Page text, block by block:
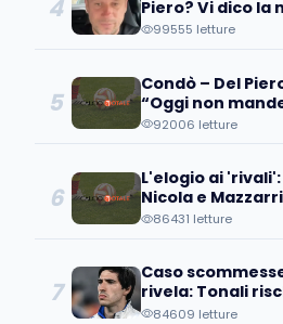
4
Piero? Vi dico la
avanti, ma…”
99555 letture
5
Condò – Del
“Oggi non
davanti ai
92006 letture
6
L'elogio ai
Nicola e
86431 letture
7
Caso
rivela: Tonali
avrebbe
84609 letture